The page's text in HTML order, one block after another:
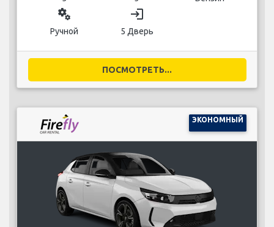
miscellaneous_services
Ручной
login
5 Дверь
ПОСМОТРЕТЬ...
ЭКОНОМНЫЙ